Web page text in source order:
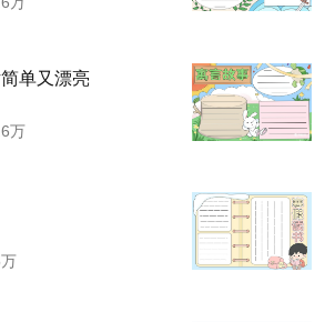
单又漂亮
万